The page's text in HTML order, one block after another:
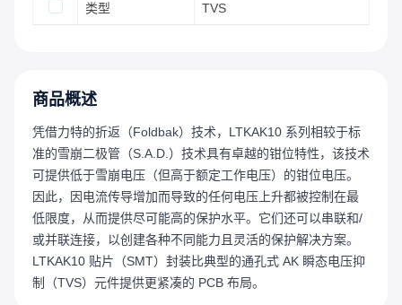
类型 TVS
商品概述
凭借力特的折返（Foldbak）技术，LTKAK10 系列相较于标
准的雪崩二极管（S.A.D.）技术具有卓越的钳位特性，该技术
可提供低于雪崩电压（但高于额定工作电压）的钳位电压。
因此，因电流传导增加而导致的任何电压上升都被控制在最
低限度，从而提供尽可能高的保护水平。它们还可以串联和/
或并联连接，以创建各种不同能力且灵活的保护解决方案。
LTKAK10 贴片（SMT）封装比典型的通孔式 AK 瞬态电压抑
制（TVS）元件提供更紧凑的 PCB 布局。